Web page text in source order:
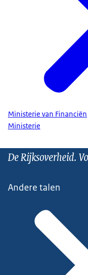
Ministerie van Financiën
Ministerie
De Rijksoverheid.
Andere talen